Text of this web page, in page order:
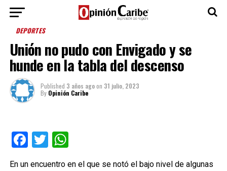
DEPORTES
Unión no pudo con Envigado y se
hunde en la tabla del descenso
Published 3 años agoon 31 julio, 2023
By Opinión Caribe
Facebook
TwitterWhatsApp
En un encuentro en el que se notó el bajo nivel de algunas